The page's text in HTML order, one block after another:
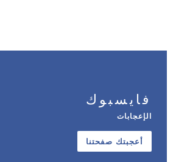
فايسبوك
الإعجابات
أعجبتك صفحتنا